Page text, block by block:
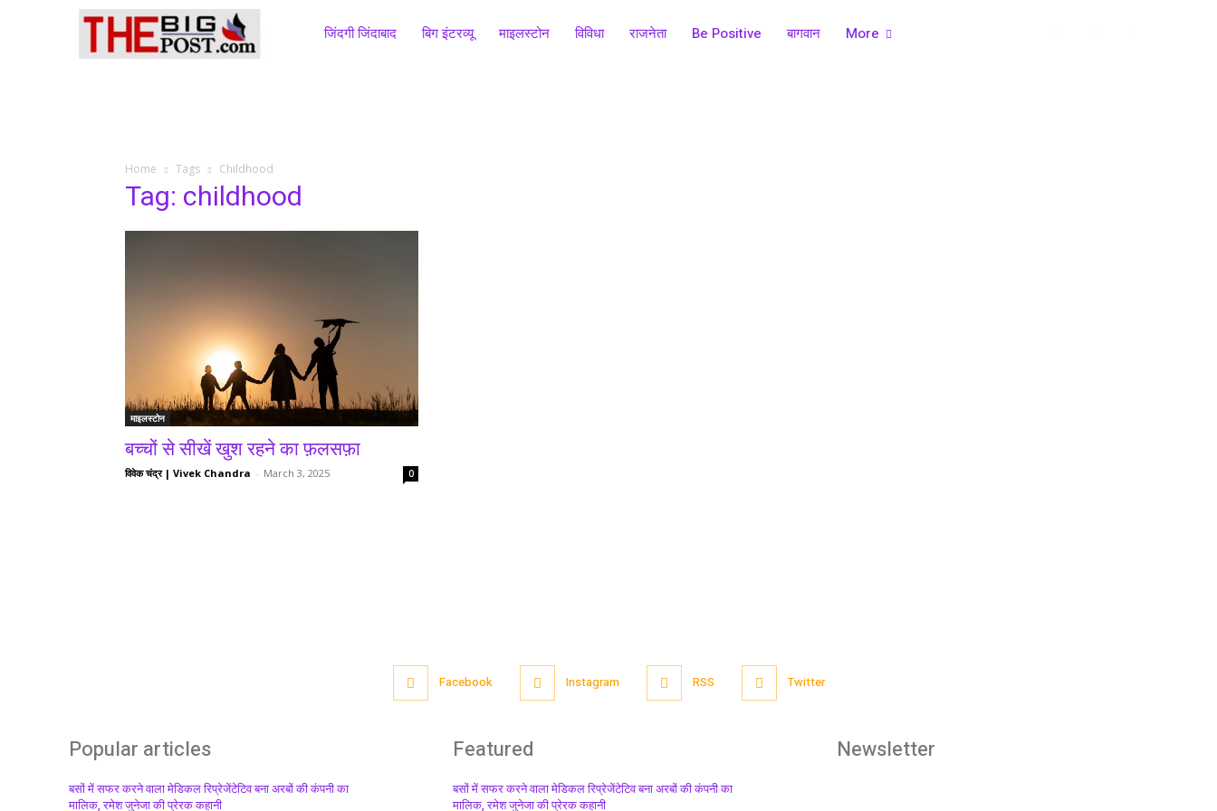
जिंदगी जिंदाबाद बिग इंटरव्यू माइलस्टोन विविधा राजनेता Be Positive बागवान More
Home Tags Childhood
Tag: childhood
माइलस्टोन
बच्चों से सीखें खुश रहने का फ़लसफ़ा
विवेक चंद्र | Vivek Chandra - March 3, 2025 0
Facebook Instagram RSS Twitter
Popular articles
बसों में सफर करने वाला मेडिकल रिप्रेजेंटेटिव बना अरबों की कंपनी का
मालिक, रमेश जुनेजा की प्रेरक कहानी
Featured
बसों में सफर करने वाला मेडिकल रिप्रेजेंटेटिव बना अरबों की कंपनी का
मालिक, रमेश जुनेजा की प्रेरक कहानी
Newsletter